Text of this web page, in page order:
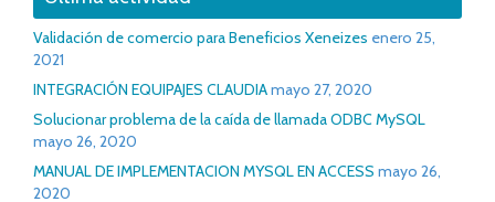
Validación de comercio para Beneficios Xeneizes enero 25,
2021
INTEGRACIÓN EQUIPAJES CLAUDIAmayo 27, 2020
Solucionar problema de la caída de llamada ODBC MySQL
mayo 26, 2020
MANUAL DE IMPLEMENTACION MYSQL EN ACCESS mayo 26,
2020